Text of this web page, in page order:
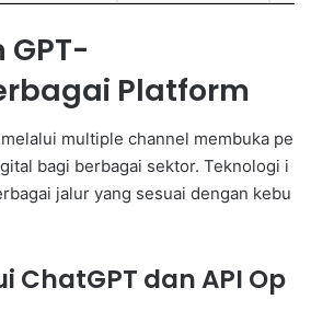
Platform
multiple channel membuka pe
bagi berbagai sektor. Teknologi i
jalur yang sesuai dengan kebu
ChatGPT dan API Op